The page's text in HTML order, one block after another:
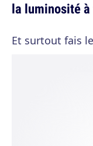
la luminosité
Et surtout fais